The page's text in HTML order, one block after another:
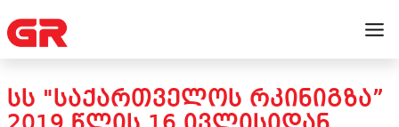
ᲡᲡ "ᲡᲐᲥᲐᲠᲗᲕᲔᲚᲝᲡ ᲠᲙᲘᲜᲘᲒᲖᲐ”